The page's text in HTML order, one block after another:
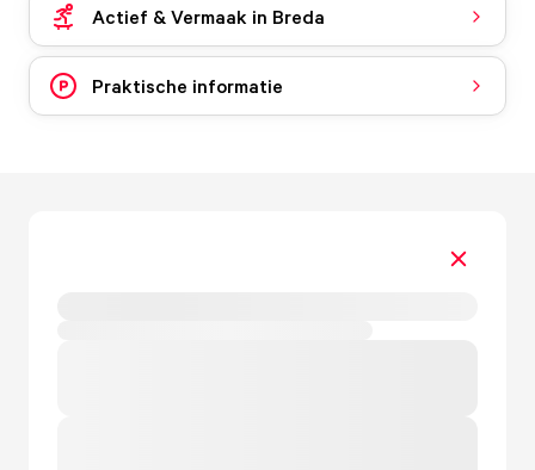
Actief & Vermaak in Breda
Praktische informatie